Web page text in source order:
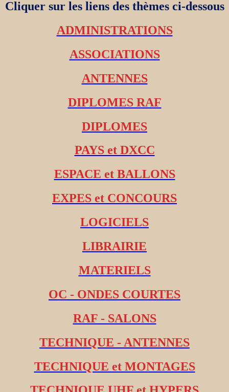
Cliquer sur les liens des thèmes ci-dessous
ADMINISTRATIONS
ASSOCIATIONS
ANTENNES
DIPLOMES RAF
DIPLOMES
PAYS et DXCC
ESPACE et BALLONS
EXPES et CONCOURS
LOGICIELS
LIBRAIRIE
MATERIELS
OC - ONDES COURTES
RAF - SALONS
TECHNIQUE - ANTENNES
TECHNIQUE et MONTAGES